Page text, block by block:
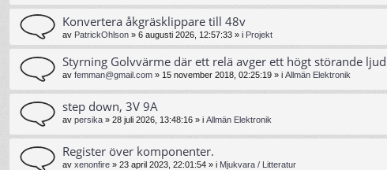
Konvertera åkgräsklippare till 48v
av PatrickOhlson » 6 augusti 2026, 12:57:33 » i Projekt
Styrning Golvvärme där ett relä avger ett högt störande ljud
av femman@gmail.com » 15 november 2018, 02:25:19 » i Allmän Elektronik
step down, 3V 9A
av persika » 28 juli 2026, 13:48:16 » i Allmän Elektronik
Register över komponenter.
av xenonfire » 23 april 2023, 22:01:54 » i Mjukvara / Litteratur